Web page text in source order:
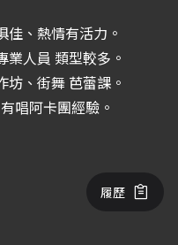
佳、熱情有活力。
人員 類型較多。
、街舞 芭蕾課。
唱阿卡團經驗。
履歷